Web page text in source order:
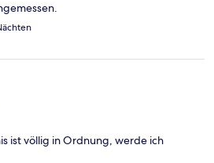
ist völlig in Ordnung, werde ich